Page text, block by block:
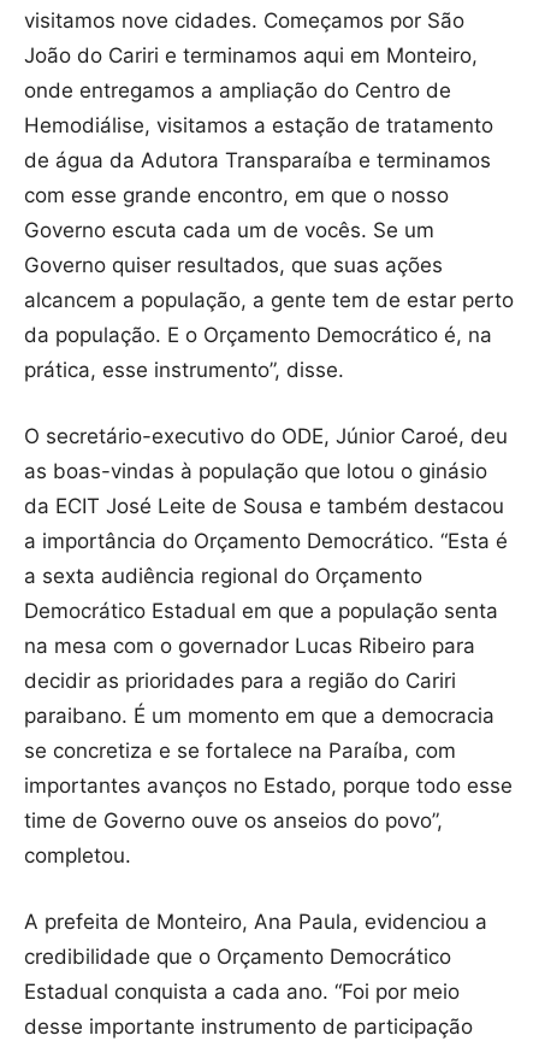
visitamos nove cidades. Começamos por São
João do Cariri e terminamos aqui em Monteiro,
onde entregamos a ampliação do Centro de
Hemodiálise, visitamos a estação de tratamento
de água da Adutora Transparaíba e terminamos
com esse grande encontro, em que o nosso
Governo escuta cada um de vocês. Se um
Governo quiser resultados, que suas ações
alcancem a população, a gente tem de estar perto
da população. E o Orçamento Democrático é, na
prática, esse instrumento”, disse.
O secretário-executivo do ODE, Júnior Caroé, deu
as boas-vindas à população que lotou o ginásio
da ECIT José Leite de Sousa e também destacou
a importância do Orçamento Democrático. “Esta é
a sexta audiência regional do Orçamento
Democrático Estadual em que a população senta
na mesa com o governador Lucas Ribeiro para
decidir as prioridades para a região do Cariri
paraibano. É um momento em que a democracia
se concretiza e se fortalece na Paraíba, com
importantes avanços no Estado, porque todo esse
time de Governo ouve os anseios do povo”,
completou.
A prefeita de Monteiro, Ana Paula, evidenciou a
credibilidade que o Orçamento Democrático
Estadual conquista a cada ano. “Foi por meio
desse importante instrumento de participação